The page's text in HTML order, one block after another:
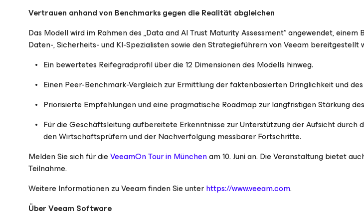
Vertrauen anhand von Benchmarks gegen die Realität abgleichen
Das Modell wird im Rahmen des „Data and AI Trust Maturity Assessment“ angewendet,
Daten-, Sicherheits- und KI-Spezialisten sowie den Strategieführern von Veeam bereitgestellt
Ein bewertetes Reifegradprofil über die 12 Dimensionen des Modells hinweg.
Einen Peer-Benchmark-Vergleich zur Ermittlung der faktenbasierten Dringlichkeit und
Priorisierte Empfehlungen und eine pragmatische Roadmap zur langfristigen Stärkung
Für die Geschäftsleitung aufbereitete Erkenntnisse zur Unterstützung der Aufsicht durch
den Wirtschaftsprüfern und der Nachverfolgung messbarer Fortschritte.
Melden Sie sich für dieVeeamOn Tour in Münchenam 10. Juni an. Die Veranstaltung bietet
Teilnahme.
Weitere Informationen zu Veeam finden Sie unterhttps://www.veeam.com.
Über Veeam Software